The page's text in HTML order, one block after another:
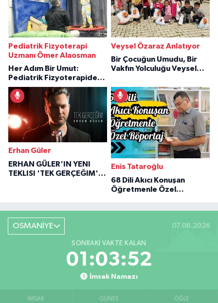
Pediatrik Fizyoterapi
Uzmanı Ömer Alaosman
Her Adım Bir Umut:
Pediatrik Fizyoterapiden
İlham Veren Hikâyeler
Veysel Özaraz Anlatıyor
Bir Çocuğun Umudu, Bir
Vakfın Yolculuğu Veysel
Erhan Güler
ERHAN GÜLER'IN YENI
TEKLISI 'TEK GERÇEĞIM'LE
Enis Tataroğlu
68 Dili Akıcı Konuşan
Öğretmenle Özel
OSMANİYE 07.08.2026
SONRAKI VAKTE KALAN
01:03:51
İmsak Namazı
İMSAK GÜNEŞ ÖĞLE